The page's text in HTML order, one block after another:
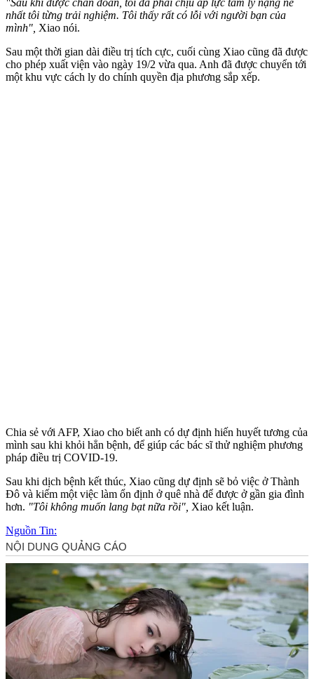
nhất tôi từng trải nghiệm. Tôi thấy rất có lỗi với người bạn của
mình", Xiao nói.
Sau một thời gian dài điều trị tích cực, cuối cùng Xiao cũng đã được
cho phép xuất viện vào ngày 19/2 vừa qua. Anh đã được chuyển tới
một khu vực cách ly do chính quyền địa phương sắp xếp.
Chia sẻ với AFP, Xiao cho biết anh có dự định hiến huyết tương của
mình sau khi khỏi hẳn bệnh, để giúp các bác sĩ thử nghiệm phương
pháp điều trị COVID-19.
Sau khi dịch bệnh kết thúc, Xiao cũng dự định sẽ bỏ việc ở Thành
Đô và kiếm một việc làm ổn định ở quê nhà để được ở gần gia đình
hơn. "Tôi không muốn lang bạt nữa rồi", Xiao kết luận.
Nguồn Tin: